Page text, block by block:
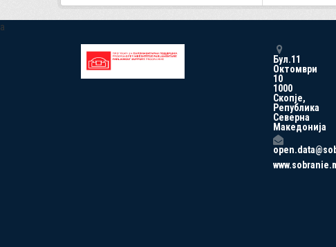
a
Бул.11
Октомври
10
1000
Скопје,
Република
Северна
Македонија